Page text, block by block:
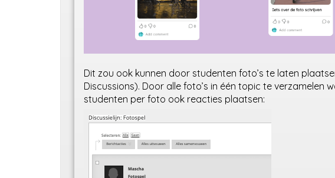
Dit zou ook kunnen door studenten foto’s te laten
Discussions). Door alle foto’s in één topic te verzamelen
studenten per foto ook reacties plaatsen: